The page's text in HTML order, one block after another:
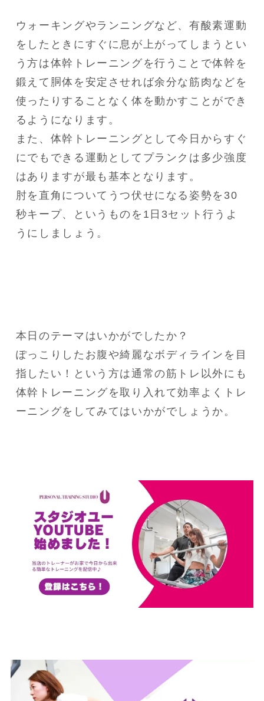
ウォーキングやランニングなど、有酸素運動
をしたときにすぐに息が上がってしまうとい
う方は体幹トレーニングを行うことで体幹を
鍛えて胴体を安定させれば余分な筋肉などを
使ったりすることなく体を動かすことができ
るようになります。
また、体幹トレーニングとして今日からすぐ
にでもできる運動としてプランクは多少強度
はありますが最も基本となります。
肘を直角についてうつ伏せになる姿勢を30
秒キープ、というものを1日3セット行うよ
本日のテーマはいかがでしたか？
ぽっこりしたお腹や綺麗なボディラインを目
指したい！という方は通常の筋トレ以外にも
体幹トレーニングを取り入れて効率よくトレ
ーニングをしてみてはいかがでしょうか。